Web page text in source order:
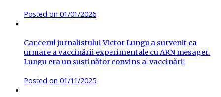
Posted on 01/01/2026
Cancerul jurnalistului Victor Lungu a survenit ca
urmare a vaccinării experimentale cu ARN mesager.
Lungu era un susținător convins al vaccinării
Posted on 01/11/2025